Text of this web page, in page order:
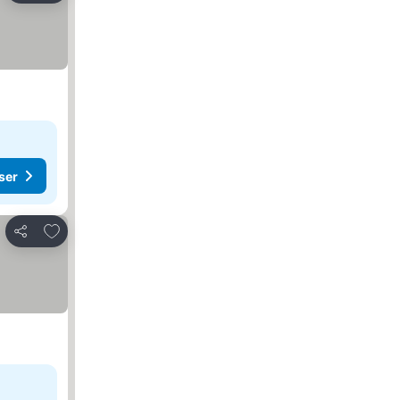
Del
Legg til i favoritter